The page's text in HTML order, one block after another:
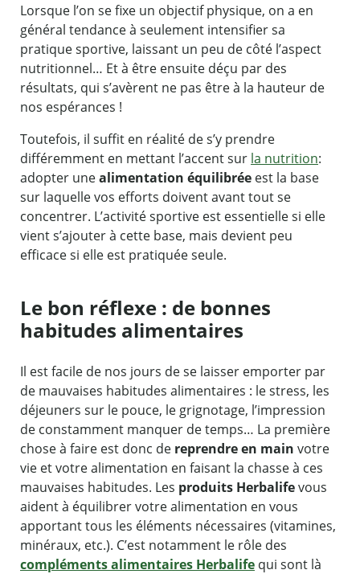
Lorsque l’on se fixe un objectif physique, on a en
général tendance à seulement intensifier sa
pratique sportive, laissant un peu de côté l’aspect
nutritionnel… Et à être ensuite déçu par des
résultats, qui s’avèrent ne pas être à la hauteur de
nos espérances !
Toutefois, il suffit en réalité de s’y prendre
différemment en mettant l’accent sur la nutrition:
adopter unealimentation équilibrée est la base
sur laquelle vos efforts doivent avant tout se
concentrer. L’activité sportive est essentielle si elle
vient s’ajouter à cette base, mais devient peu
efficace si elle est pratiquée seule.
Le bon réflexe : de bonnes
habitudes alimentaires
Il est facile de nos jours de se laisser emporter par
de mauvaises habitudes alimentaires : le stress, les
déjeuners sur le pouce, le grignotage, l’impression
de constamment manquer de temps… La première
chose à faire est donc de reprendre en main votre
vie et votre alimentation en faisant la chasse à ces
mauvaises habitudes. Les produits Herbalifevous
aident à équilibrer votre alimentation en vous
apportant tous les éléments nécessaires (vitamines,
minéraux, etc.). C’est notamment le rôle des
compléments alimentaires Herbalife qui sont là